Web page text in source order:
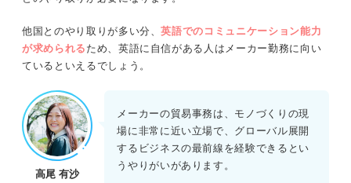
他国とのやり取りが多い分、英語でのコミュニケーション能力
が求められる ため、英語に自信がある人はメーカー勤務に向い
ているといえるでしょう。
高尾 有沙
メーカーの貿易事務は、モノづくりの現
場に非常に近い立場で、グローバル展開
するビジネスの最前線を経験できるとい
うやりがいがあります。